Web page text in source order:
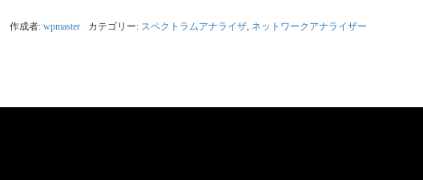
作成者: wpmaster カテゴリー: スペクトラムアナライザ, ネットワークアナライザー